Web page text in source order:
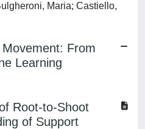
Maria; Castiello,
From
Learning
Root-to-Shoot
of Support